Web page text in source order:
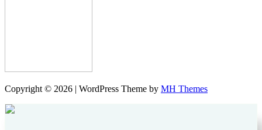
Copyright © 2026 | WordPress Theme by MH Themes